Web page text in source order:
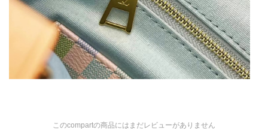
このcompartの商品にはまだレビューがありません